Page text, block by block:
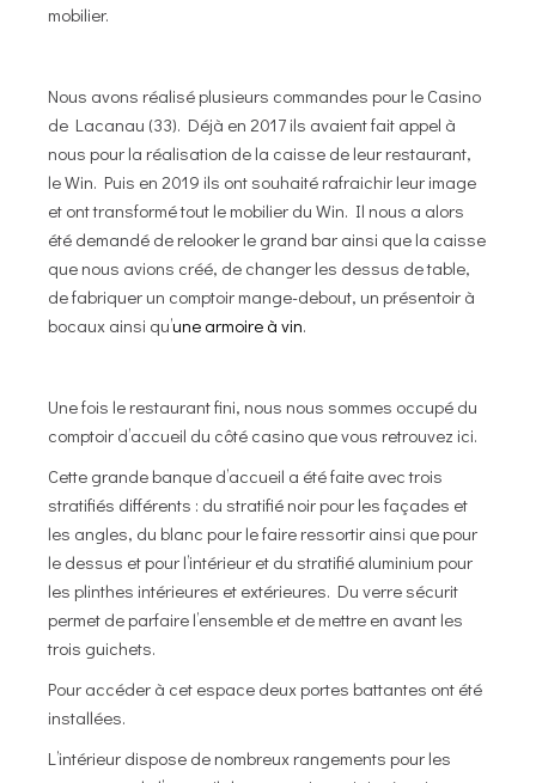
mobilier.
Nous avons réalisé plusieurs commandes pour le Casino
de Lacanau (33). Déjà en 2017 ils avaient fait appel à
nous pour la réalisation de la caisse de leur restaurant,
le Win. Puis en 2019 ils ont souhaité rafraichir leur image
et ont transformé tout le mobilier du Win. Il nous a alors
été demandé de relooker le grand bar ainsi que la caisse
que nous avions créé, de changer les dessus de table,
de fabriquer un comptoir mange-debout, un présentoir à
bocaux ainsi qu’une armoire à vin.
Une fois le restaurant fini, nous nous sommes occupé du
comptoir d’accueil du côté casino que vous retrouvez ici.
Cette grande banque d’accueil a été faite avec trois
stratifiés différents : du stratifié noir pour les façades et
les angles, du blanc pour le faire ressortir ainsi que pour
le dessus et pour l’intérieur et du stratifié aluminium pour
les plinthes intérieures et extérieures. Du verre sécurit
permet de parfaire l’ensemble et de mettre en avant les
trois guichets.
Pour accéder à cet espace deux portes battantes ont été
installées.
L’intérieur dispose de nombreux rangements pour les